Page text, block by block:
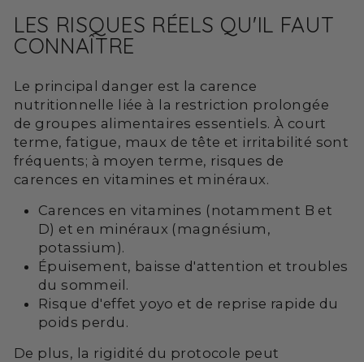
LES RISQUES RÉELS QU'IL FAUT
CONNAÎTRE
Le principal danger est la carence
nutritionnelle liée à la restriction prolongée
de groupes alimentaires essentiels. À court
terme, fatigue, maux de tête et irritabilité sont
fréquents; à moyen terme, risques de
carences en vitamines et minéraux.
Carences en vitamines (notamment B et
D) et en minéraux (magnésium,
potassium).
Épuisement, baisse d'attention et troubles
du sommeil.
Risque d'effet yoyo et de reprise rapide du
poids perdu.
De plus, la rigidité du protocole peut